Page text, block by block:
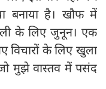
बनाया है। खौफ में
के लिए जुनून। एक
के लिए खुला
मुझे वास्तव में पसंद